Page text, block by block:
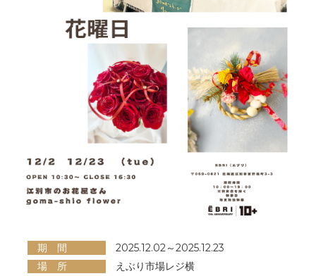
期 間
2025.12.02～2025.12.23
場 所
えぶり市場レジ横